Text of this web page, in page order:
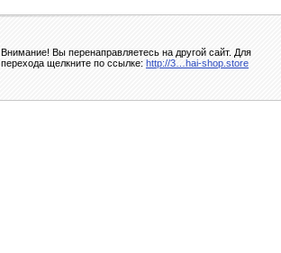
Внимание! Вы перенаправляетесь на другой сайт. Для
перехода щелкните по ссылке: http://3…hai-shop.store